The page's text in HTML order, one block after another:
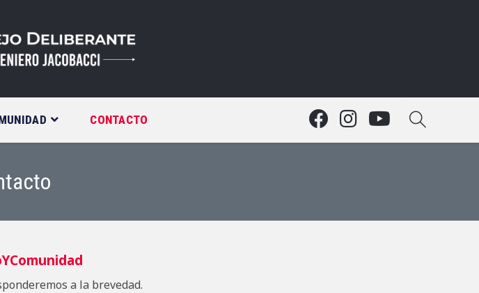
CONTACTO
a la brevedad.